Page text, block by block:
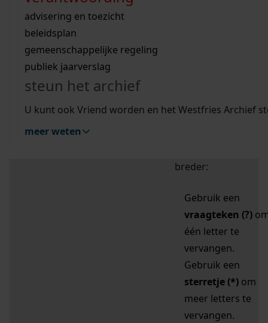
bouwvergunningen
omgevingsvergunningen
vergunningen
beeld en geluid
uitleg nodig?
Wij helpen u op weg met een aantal zoektips.
bekijk alle zoektips
Wij helpen u op weg met een aantal zoektips.
bekijk alle zoektips
bekijk ons geschiedenislokaal
advisering en toezicht
beleidsplan
gemeenschappelijke regeling
publiek jaarverslag
steun het archief
U kunt ook Vriend worden en het Westfries Archief
meer weten
zoektips
Mijn Studiezaal (inloggen)
uw zoekopdracht te
breder:
Gebruik een
vraagteken (?)
één letter te
vervangen.
Gebruik een
sterretje (*) om
meer letters te
vervangen.